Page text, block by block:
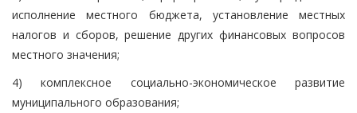
исполнение местного бюджета, установление местных
налогов и сборов, решение других финансовых вопросов
местного значения;
4) комплексное социально-экономическое развитие
муниципального образования;